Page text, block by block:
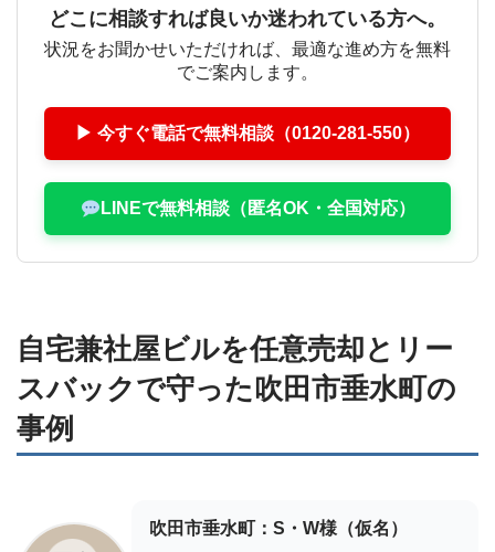
どこに相談すれば良いか迷われている方へ。
状況をお聞かせいただければ、最適な進め方を無料
でご案内します。
▶ 今すぐ電話で無料相談（0120-281-550）
LINEで無料相談（匿名OK・全国対応）
自宅兼社屋ビルを任意売却とリー
スバックで守った吹田市垂水町の
事例
吹田市垂水町：S・W様（仮名）